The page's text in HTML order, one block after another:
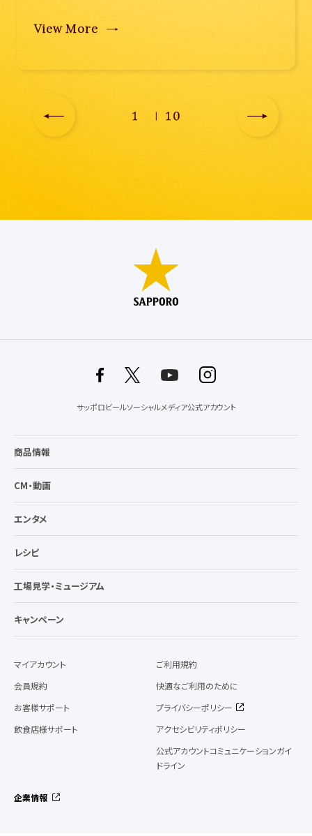
View More
1 10
サッポロビールソーシャルメディア公式アカウント
商品情報
CM・動画
エンタメ
レシピ
工場見学・ミュージアム
キャンペーン
マイアカウント
会員規約
お客様サポート
飲食店様サポート
ご利用規約
快適なご利用のために
プライバシーポリシー
アクセシビリティポリシー
公式アカウントコミュニケーションガイ
ドライン
企業情報